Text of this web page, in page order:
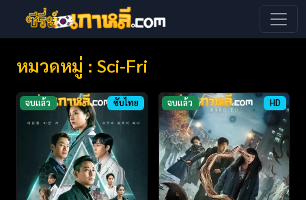
หมวดหมู่ : Sci-Fri
จบแล้ว ซับไทย จบแล้ว HD